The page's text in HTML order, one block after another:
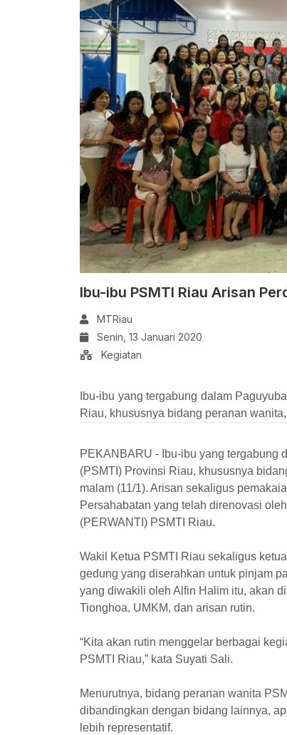
Ibu-ibu PSMTI Riau Arisan
MTRiau
Senin, 13 Januari 2020
Kegiatan
Ibu-ibu yang tergabung dalam
Riau, khususnya bidang peranan
PEKANBARU - Ibu-ibu yang tergabung
(PSMTI) Provinsi Riau, khususnya
malam (11/1). Arisan sekaligus
Persahabatan yang telah direnovasi
(PERWANTI) PSMTI Riau.
Wakil Ketua PSMTI Riau sekaligus
gedung yang diserahkan untuk pinjam
yang diwakili oleh Alfin Halim itu, akan
Tionghoa, UMKM, dan arisan rutin.
“Kita akan rutin menggelar berbagai
PSMTI Riau,” kata Suyati Sali.
Menurutnya, bidang peranan wanita
dibandingkan dengan bidang lainnya,
lebih representatif.